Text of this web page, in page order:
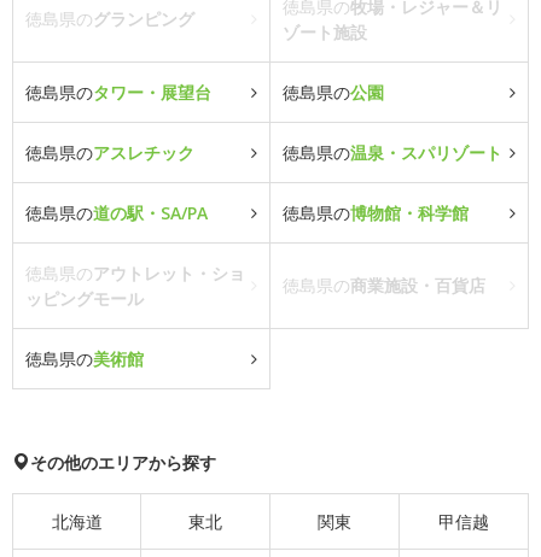
徳島県のグランピング
徳島県の牧場・レジャー＆リ
ゾート施設
徳島県のタワー・展望台 徳島県の公園
徳島県のアスレチック 徳島県の温泉・スパリゾート
徳島県の道の駅・SA/PA 徳島県の博物館・科学館
徳島県のアウトレット・ショ
ッピングモール
徳島県の商業施設・百貨店
徳島県の美術館
その他のエリアから探す
北海道 東北 関東 甲信越